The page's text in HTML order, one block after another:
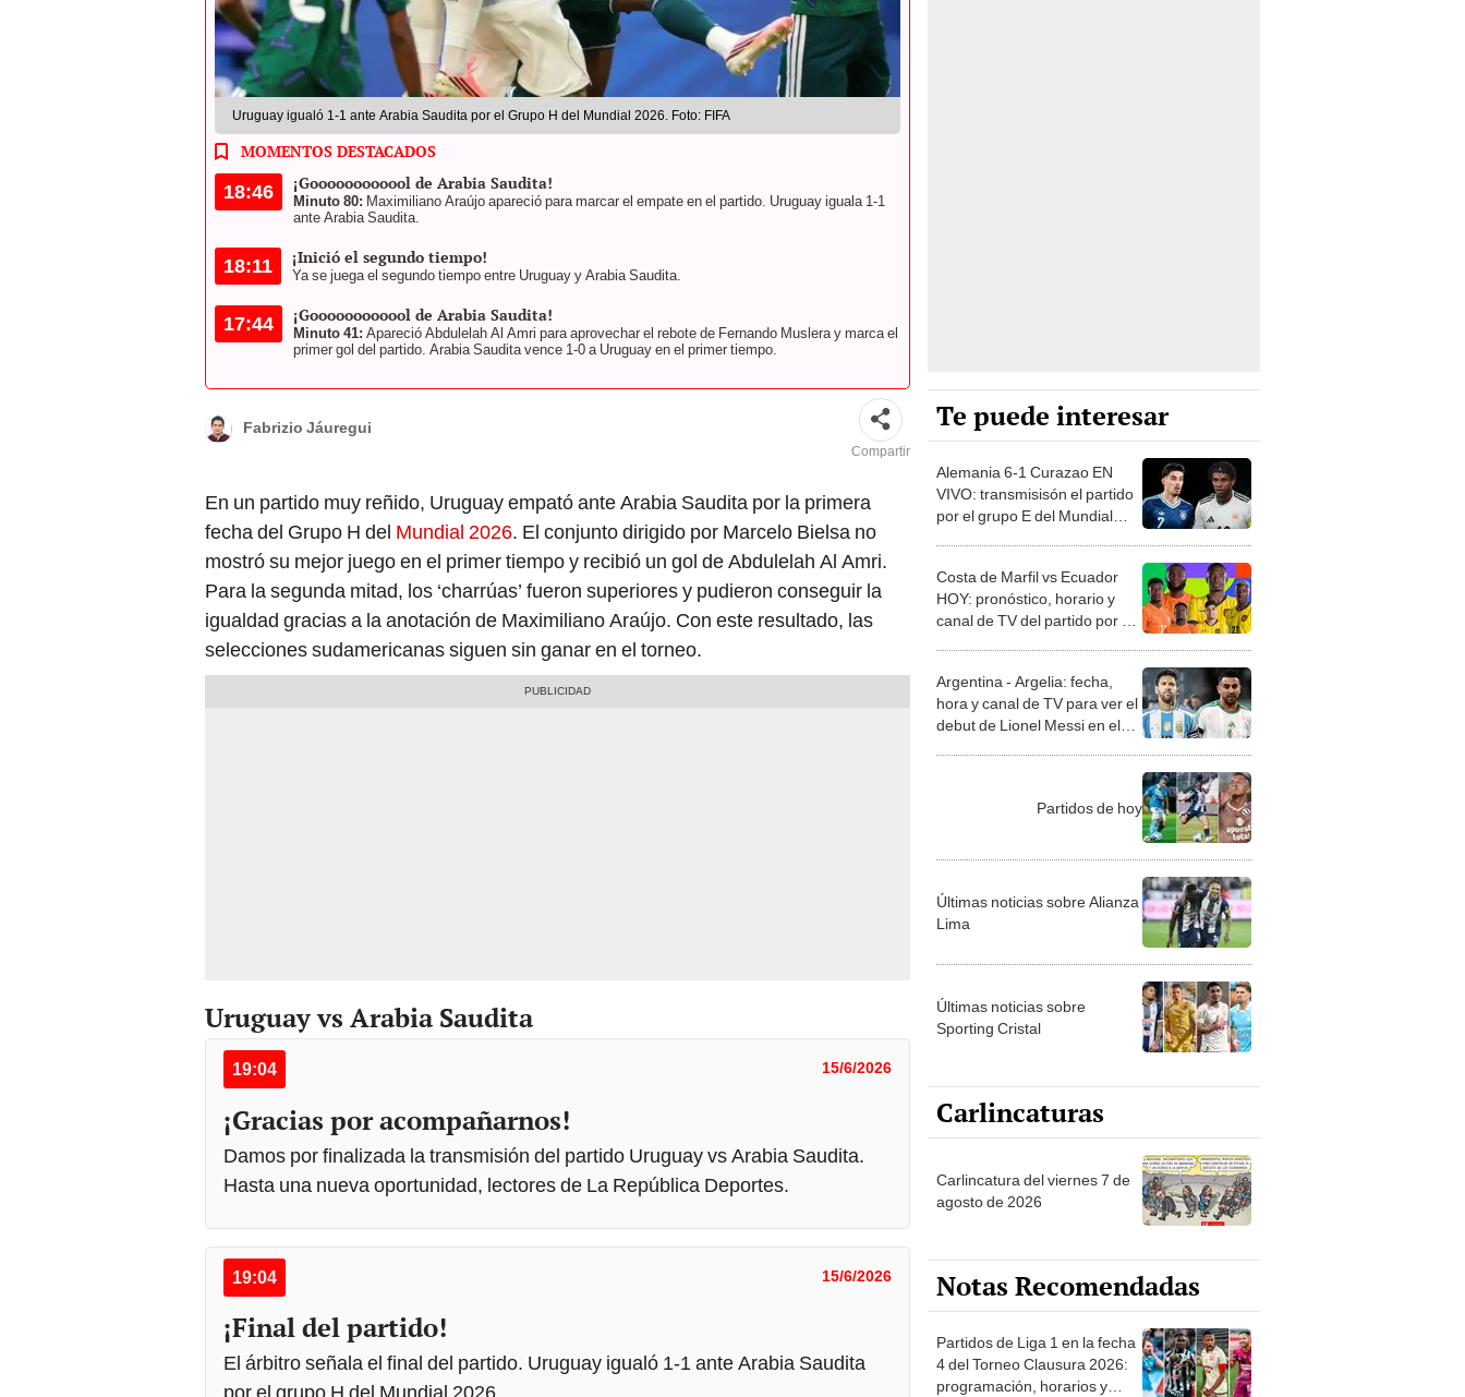
Uruguay igualó 1-1 ante Arabia Saudita por el Grupo H del Mundial 2026. Foto: FIFA
MOMENTOS DESTACADOS
18:46 ¡Goooooooooool de Arabia Saudita!
Minuto 80: Maximiliano Araújo apareció para marcar el empate en el partido. Uruguay iguala 1-1
ante Arabia Saudita.
18:11 ¡Inició el segundo tiempo!
Ya se juega el segundo tiempo entre Uruguay y Arabia Saudita.
17:44 ¡Goooooooooool de Arabia Saudita!
Minuto 41: Apareció Abdulelah Al Amri para aprovechar el rebote de Fernando Muslera y marca el
primer gol del partido. Arabia Saudita vence 1-0 a Uruguay en el primer tiempo.
Fabrizio Jáuregui
Compartir
En un partido muy reñido, Uruguay empató ante Arabia Saudita por la primera
fecha del Grupo H del Mundial 2026. El conjunto dirigido por Marcelo Bielsa no
mostró su mejor juego en el primer tiempo y recibió un gol de Abdulelah Al Amri.
Para la segunda mitad, los ‘charrúas’ fueron superiores y pudieron conseguir la
igualdad gracias a la anotación de Maximiliano Araújo. Con este resultado, las
selecciones sudamericanas siguen sin ganar en el torneo.
Uruguay vs Arabia Saudita
19:04 15/6/2026
¡Gracias por acompañarnos!
Damos por finalizada la transmisión del partido Uruguay vs Arabia Saudita.
Hasta una nueva oportunidad, lectores de La República Deportes.
19:04 15/6/2026
¡Final del partido!
El árbitro señala el final del partido. Uruguay igualó 1-1 ante Arabia Saudita
Te puede interesar
Alemania 6-1 Curazao EN
VIVO: transmisisón el partido
por el grupo E del Mundial
Costa de Marfil vs Ecuador
HOY: pronóstico, horario y
canal de TV del partido por el
Argentina - Argelia: fecha,
hora y canal de TV para ver el
debut de Lionel Messi en el
Partidos de hoy
Últimas noticias sobre Alianza
Lima
Últimas noticias sobre
Sporting Cristal
Carlincaturas
Carlincatura del viernes 7 de
agosto de 2026
Notas Recomendadas
Partidos de Liga 1 en la fecha
4 del Torneo Clausura 2026:
programación, horarios y